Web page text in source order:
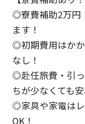
◎寮費補助2万円
ます！
◎初期費用はか
なし！
◎赴任旅費・引
ちが少なくても
◎家具や家電は
OK！